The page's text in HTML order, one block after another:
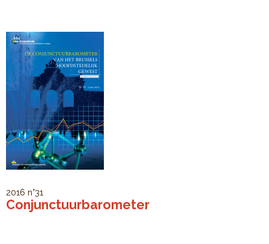
2016 n°31
Conjunctuurbarometer